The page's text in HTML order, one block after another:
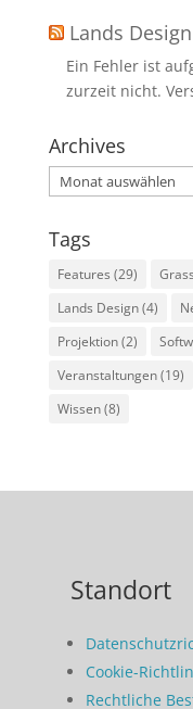
Lands Design
Ein Fehler ist
zurzeit nicht.
Archives
Archives
Tags
Features (29)
Lands Design(4)
Projektion(2)
Veranstaltungen(19)
Wissen(8)
Standort
Cookie-
Rechtliche